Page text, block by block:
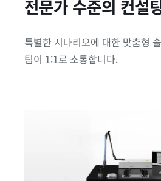
전문가 수준의 컨설
특별한 시나리오에 대한 맞춤형
팀이 1:1로 소통합니다.